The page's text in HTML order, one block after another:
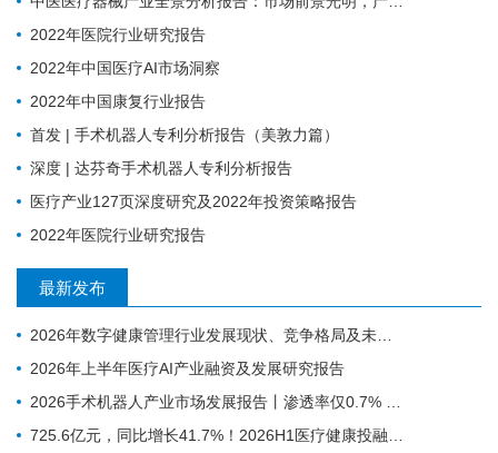
2022年医院行业研究报告
2022年中国医疗AI市场洞察
2022年中国康复行业报告
首发 | 手术机器人专利分析报告（美敦力篇）
深度 | 达芬奇手术机器人专利分析报告
医疗产业127页深度研究及2022年投资策略报告
2022年医院行业研究报告
最新发布
2026年数字健康管理行业发展现状、竞争格局及未来趋势分析
2026年上半年医疗AI产业融资及发展研究报告
2026手术机器人产业市场发展报告丨渗透率仅0.7% ，为什么行业还是在讲未来可期？
725.6亿元，同比增长41.7%！2026H1医疗健康投融资趋势深度分析